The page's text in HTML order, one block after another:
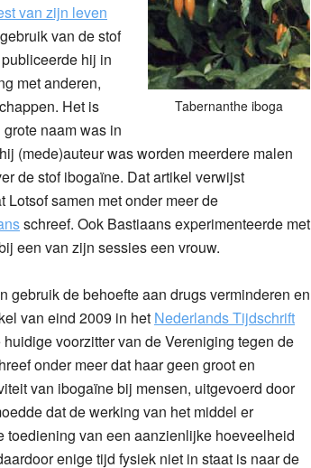
Tabernanthe iboga
van zijn leven
van de stof
hij in
met anderen,
Het is
naam was in
(mede)auteur was worden meerdere malen
de stof ibogaïne. Dat artikel verwijst
samen met onder meer de
schreef. Ook Bastiaans experimenteerde met
een van zijn sessies een vrouw.
gebruik de behoefte aan drugs verminderen en
van eind 2009 in het Nederlands Tijdschrift
voorzitter van de Vereniging tegen de
onder meer dat haar geen groot en
van ibogaïne bij mensen, uitgevoerd door
dat de werking van het middel er
van een aanzienlijke hoeveelheid
enige tijd fysiek niet in staat is naar de